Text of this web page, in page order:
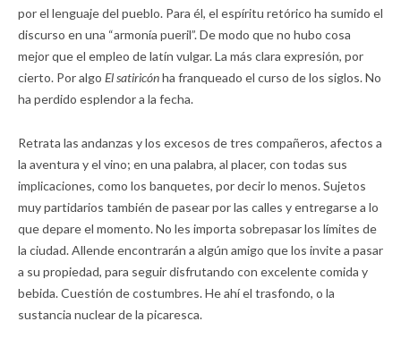
por el lenguaje del pueblo. Para él, el espíritu retórico ha sumido el
discurso en una “armonía pueril”. De modo que no hubo cosa
mejor que el empleo de latín vulgar. La más clara expresión, por
cierto. Por algo El satiricónha franqueado el curso de los siglos. No
ha perdido esplendor a la fecha.
Retrata las andanzas y los excesos de tres compañeros, afectos a
la aventura y el vino; en una palabra, al placer, con todas sus
implicaciones, como los banquetes, por decir lo menos. Sujetos
muy partidarios también de pasear por las calles y entregarse a lo
que depare el momento. No les importa sobrepasar los límites de
la ciudad. Allende encontrarán a algún amigo que los invite a pasar
a su propiedad, para seguir disfrutando con excelente comida y
bebida. Cuestión de costumbres. He ahí el trasfondo, o la
sustancia nuclear de la picaresca.